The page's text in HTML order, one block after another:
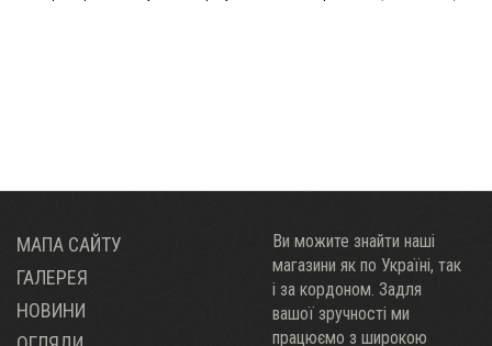
МАПА САЙТУ
ГАЛЕРЕЯ
НОВИНИ
Ви можите знайти наші
магазини як по Украïні, так
і за кордоном. Задля
вашої зручності ми
працюємо з широкою